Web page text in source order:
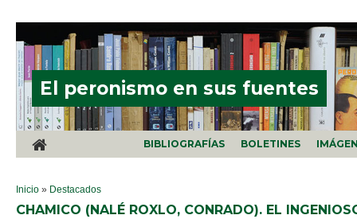
El peronismo en sus fuentes
BIBLIOGRAFÍAS BOLETINES
SE ENCUENTRA USTED AQUÍ
Inicio » Destacados
CHAMICO (NALÉ ROXLO, CONRADO). EL